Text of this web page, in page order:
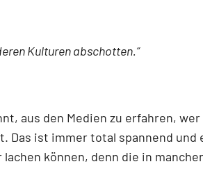
Kulturen abschotten.“
aus den Medien zu erfahren,
Das ist immer total spannend
können, denn die in